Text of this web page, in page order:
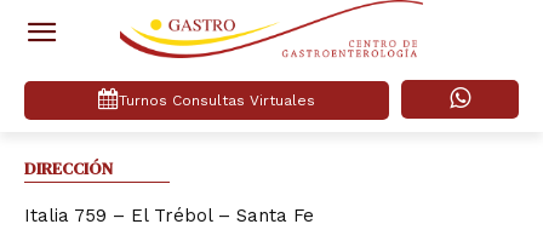
Turnos Consultas Virtuales
DIRECCIÓN
Italia 759 – El Trébol – Santa Fe